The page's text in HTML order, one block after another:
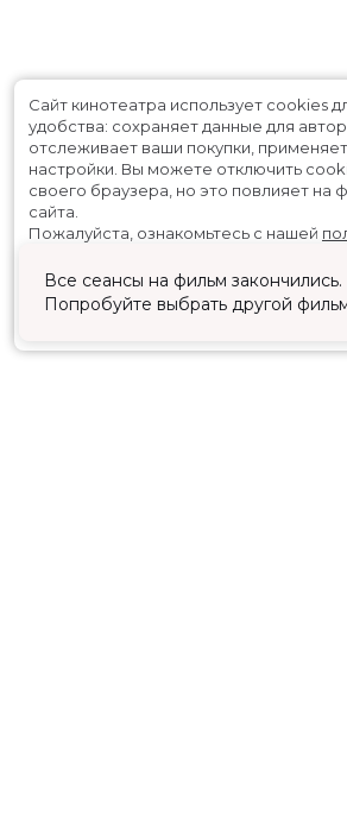
Все сеансы на фильм закончились.
Попробуйте выбрать другой
Сайт кинотеатра использует cookies
удобства: сохраняет данные для
отслеживает ваши покупки,
настройки. Вы можете отключить
своего браузера, но это повлияет на
сайта.
Пожалуйста, ознакомьтесь с нашей
Принять